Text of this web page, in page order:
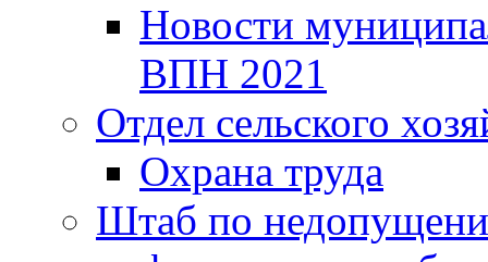
Новости
ВПН 2021
Отдел сельского
Охрана труда
Штаб по